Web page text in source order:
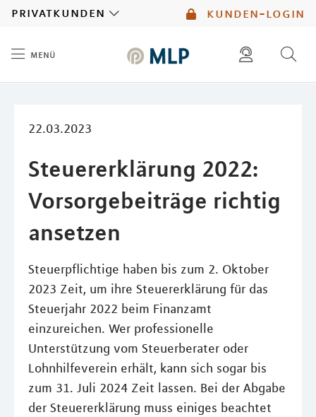
kunden-login
privatkunden
menü
22.03.2023
Steuererklärung 2022:
Vorsorgebeiträge richtig
ansetzen
Steuerpflichtige haben bis zum 2. Oktober
2023 Zeit, um ihre Steuererklärung für das
Steuerjahr 2022 beim Finanzamt
einzureichen. Wer professionelle
Unterstützung vom Steuerberater oder
Lohnhilfeverein erhält, kann sich sogar bis
zum 31. Juli 2024 Zeit lassen. Bei der Abgabe
der Steuererklärung muss einiges beachtet